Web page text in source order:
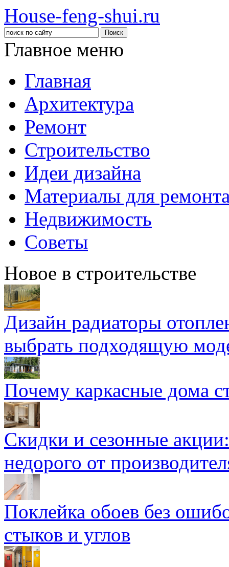
House-feng-shui.ru
Главное меню
Главная
Архитектура
Ремонт
Строительство
Идеи дизайна
Материалы для
Недвижимость
Советы
Новое в строительстве
Дизайн радиаторы
выбрать подходящую
Почему каркасные дома
Скидки и сезонные
недорого от
Поклейка обоев без
стыков и углов